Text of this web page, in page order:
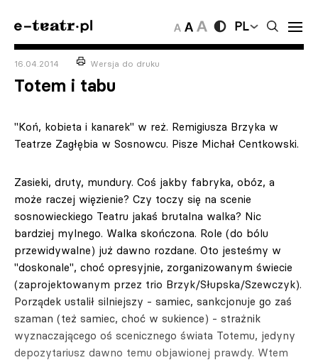
PL
16.04.2014 Wersja do druku
Totem i tabu
"Koń, kobieta i kanarek" w reż. Remigiusza Brzyka w
Teatrze Zagłębia w Sosnowcu. Pisze Michał Centkowski.
Zasieki, druty, mundury. Coś jakby fabryka, obóz, a
może raczej więzienie? Czy toczy się na scenie
sosnowieckiego Teatru jakaś brutalna walka? Nic
bardziej mylnego. Walka skończona. Role (do bólu
przewidywalne) już dawno rozdane. Oto jesteśmy w
"doskonale", choć opresyjnie, zorganizowanym świecie
(zaprojektowanym przez trio Brzyk/Słupska/Szewczyk).
Porządek ustalił silniejszy - samiec, sankcjonuje go zaś
szaman (też samiec, choć w sukience) - strażnik
wyznaczającego oś scenicznego świata Totemu, jedyny
depozytariusz dawno temu objawionej prawdy. Wtem